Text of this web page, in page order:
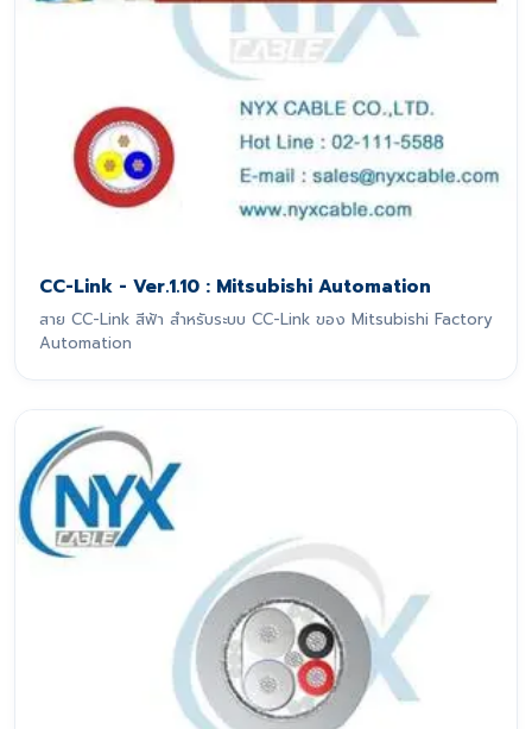
CC-Link - Ver.1.10 : Mitsubishi Automation
สาย CC-Link สีฟ้า สำหรับระบบ CC-Link ของ Mitsubishi Factory
Automation